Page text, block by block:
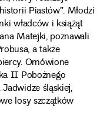
Piastów”. Młodzi
władców i książąt
Matejki, poznawali
a także
Omówione
II Pobożnego
śląskiej,
losy szczątków